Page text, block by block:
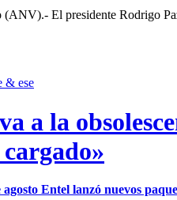
(ANV).- El presidente Rodrigo
& ese
a la
agosto Entel lanzó nuevos